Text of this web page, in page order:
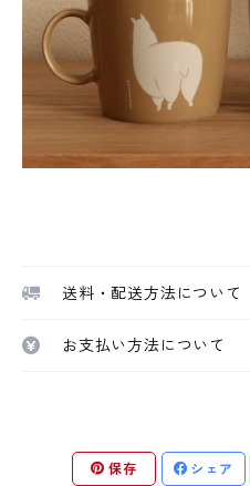
送料・配送方法について
お支払い方法について
保存 シェア